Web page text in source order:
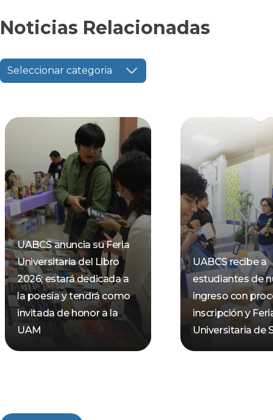
Noticias Relacionadas
Seleccionar categoria
UABCS anuncia su Feria
Universitaria del Libro
2026; estará dedicada a
la poesía y tendrá como
invitada de honor a la
UAM
UABCS recibe a
estudiantes de
ingreso con
inscripción y
Universitaria de